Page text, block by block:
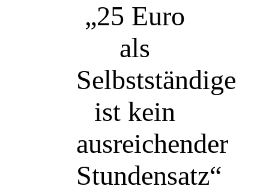
„25 Euro
als
Selbstständige
ist kein
ausreichender
Stundensatz“